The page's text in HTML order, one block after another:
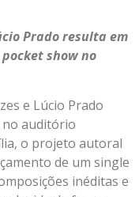
Prado resulta em
show no
e Lúcio Prado
no auditório
o projeto autoral
de um single
inéditas e